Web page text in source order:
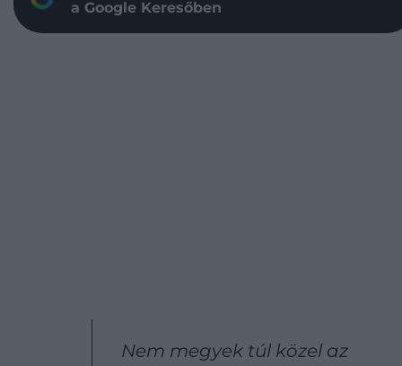
a Google Keresőben
Nem megyek túl közel az